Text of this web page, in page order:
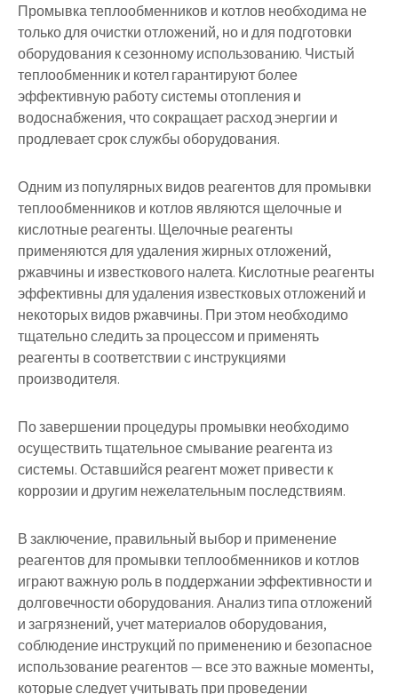
Промывка теплообменников и котлов необходима не
только для очистки отложений, но и для подготовки
оборудования к сезонному использованию. Чистый
теплообменник и котел гарантируют более
эффективную работу системы отопления и
водоснабжения, что сокращает расход энергии и
продлевает срок службы оборудования.
Одним из популярных видов реагентов для промывки
теплообменников и котлов являются щелочные и
кислотные реагенты. Щелочные реагенты
применяются для удаления жирных отложений,
ржавчины и известкового налета. Кислотные реагенты
эффективны для удаления известковых отложений и
некоторых видов ржавчины. При этом необходимо
тщательно следить за процессом и применять
реагенты в соответствии с инструкциями
производителя.
По завершении процедуры промывки необходимо
осуществить тщательное смывание реагента из
системы. Оставшийся реагент может привести к
коррозии и другим нежелательным последствиям.
В заключение, правильный выбор и применение
реагентов для промывки теплообменников и котлов
играют важную роль в поддержании эффективности и
долговечности оборудования. Анализ типа отложений
и загрязнений, учет материалов оборудования,
соблюдение инструкций по применению и безопасное
использование реагентов — все это важные моменты,
которые следует учитывать при проведении